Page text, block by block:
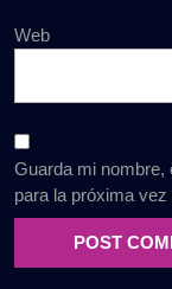
Web
Guarda mi nombre,
para la próxima